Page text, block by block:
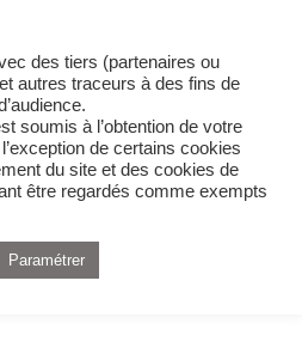
des tiers (partenaires ou
autres traceurs à des fins de
soumis à l’obtention de votre
de certains cookies
du site et des cookies de
être regardés comme exempts
Paramétrer